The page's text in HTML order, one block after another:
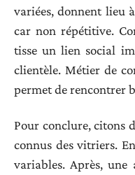
variées, donnent lieu
car non répétitive.
tisse un lien social
clientèle. Métier de
permet de rencontrer
Pour conclure, citons
connus des vitriers.
variables. Après,